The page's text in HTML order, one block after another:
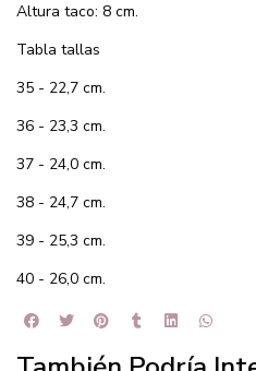
Altura taco: 8 cm.
Tabla tallas
35 - 22,7 cm.
36 - 23,3 cm.
37 - 24,0 cm.
38 - 24,7 cm.
39 - 25,3 cm.
40 - 26,0 cm.